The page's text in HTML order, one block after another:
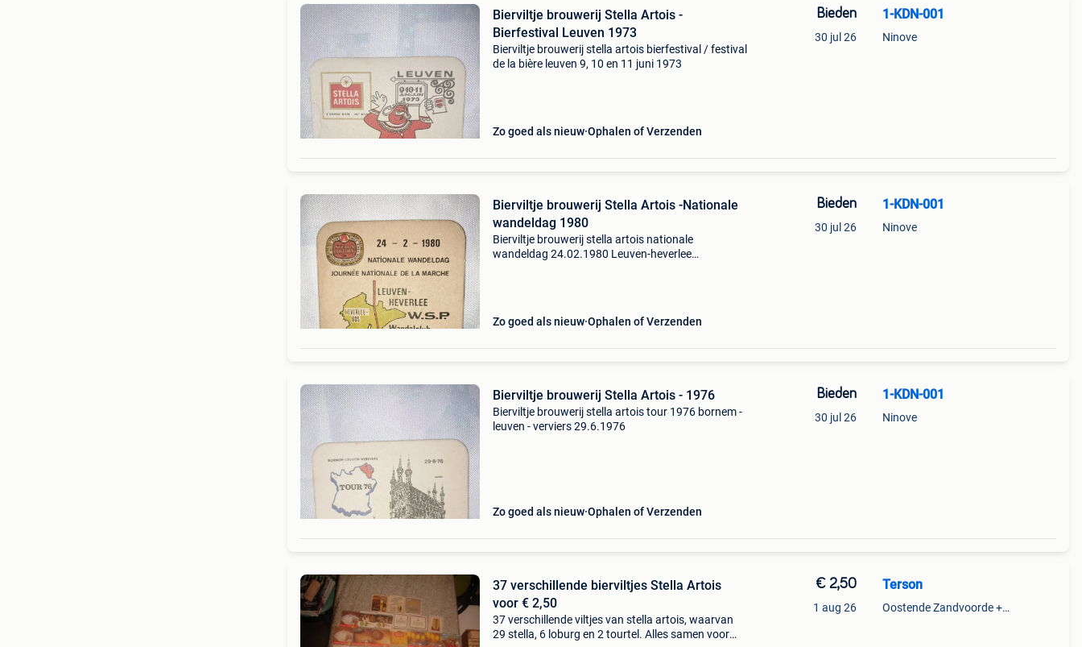
Bierviltje brouwerij Stella Artois -
Bierfestival Leuven 1973
Bierviltje brouwerij stella artois bierfestival / festival
de la bière leuven 9, 10 en 11 juni 1973
Zo goed als nieuw Ophalen of Verzenden
Bieden
30 jul 26
1-KDN-001
Ninove
Bierviltje brouwerij Stella Artois -Nationale
wandeldag 1980
Bierviltje brouwerij stella artois nationale
wandeldag 24.02.1980 Leuven-heverlee
Zo goed als nieuw Ophalen of Verzenden
Bieden
30 jul 26
1-KDN-001
Ninove
Bierviltje brouwerij Stella Artois - 1976
Bierviltje brouwerij stella artois tour 1976 bornem -
leuven - verviers 29.6.1976
Zo goed als nieuw Ophalen of Verzenden
Bieden
30 jul 26
1-KDN-001
Ninove
37 verschillende bierviltjes Stella Artois
voor € 2,50
37 verschillende viltjes van stella artois, waarvan
29 stella, 6 loburg en 2 tourtel. Alles samen voor
€ 2,50
1 aug 26
Terson
Oostende Zandvoorde +Oostende